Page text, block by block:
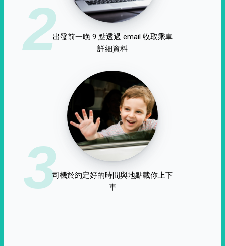
2出發前一晚 9 點透過 email 收取乘車
詳細資料
3司機於約定好的時間與地點載你上下
車